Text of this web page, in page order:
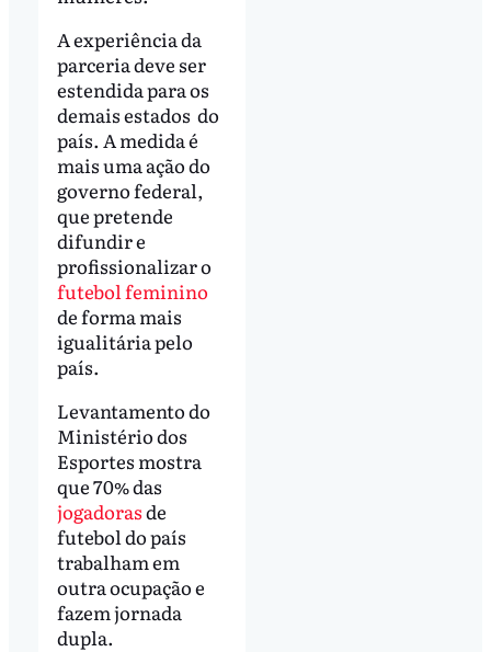
A experiência da
parceria deve ser
estendida para os
demais estados do
país. A medida é
mais uma ação do
governo federal,
que pretende
difundir e
profissionalizar o
futebol feminino
de forma mais
igualitária pelo
país.
Levantamento do
Ministério dos
Esportes mostra
que 70% das
jogadorasde
futebol do país
trabalham em
outra ocupação e
fazem jornada
dupla.